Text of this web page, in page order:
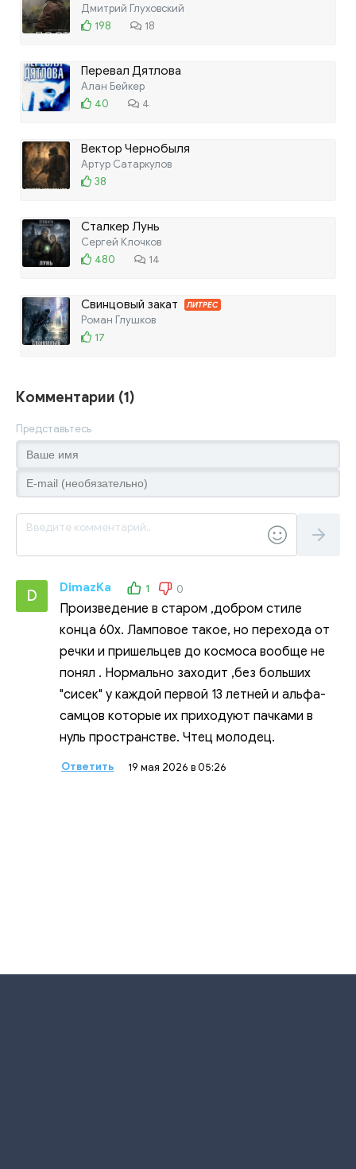
Дмитрий Глуховский
198
18
Перевал Дятлова
Алан Бейкер
40
4
Вектор Чернобыля
Артур Сатаркулов
38
Сталкер Лунь
Сергей Клочков
480
14
Свинцовый закат ЛИТРЕС
Роман Глушков
17
Комментарии (1)
Представьтесь
D DimazKa 1 0
Произведение в старом ,добром стиле
конца 60х. Ламповое такое, но перехода от
речки и пришельцев до космоса вообще не
понял . Нормально заходит ,без больших
"сисек" у каждой первой 13 летней и альфа-
самцов которые их приходуют пачками в
нуль пространстве. Чтец молодец.
Ответить 19 мая 2026 в 05:26